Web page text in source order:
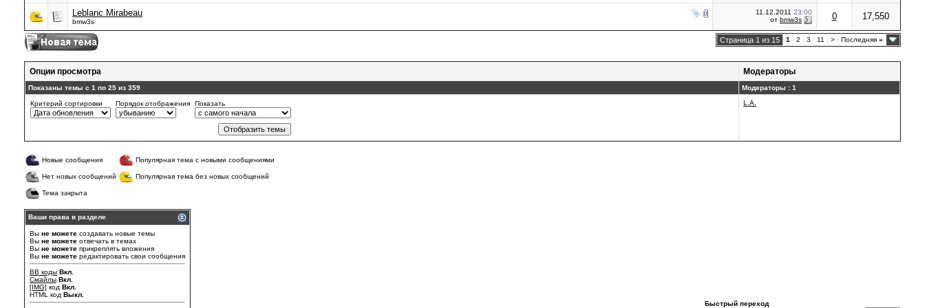
Leblanc Mirabeau
bmw3s
11.12.2011 23:00
от bmw3s 0 17,550
Страница 1 из 15 1 2 3 11 > Последняя »
Опции просмотра Модераторы
Показаны темы с 1 по 25 из 359 Модераторы : 1
Критерий сортировки Порядок отображения Показать L.A.
Новые сообщения Популярная тема с новыми сообщениями
Нет новых сообщений Популярная тема без новых сообщений
Тема закрыта
Ваши права в разделе
Вы не можете создавать новые темы
Вы не можете отвечать в темах
Вы не можете прикреплять вложения
Вы не можете редактировать свои сообщения
BB коды Вкл.
Смайлы Вкл.
[IMG] код Вкл.
HTML код Выкл.
Быстрый переход